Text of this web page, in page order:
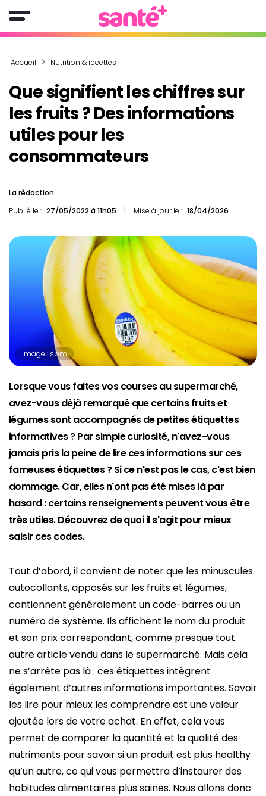
Accueil Nutrition & recettes
Que signifient les chiffres sur
les fruits ? Des informations
utiles pour les
consommateurs
La rédaction
Publié le : 27/05/2022 à 11h05 Mise à jour le : 18/04/2026
Image : spm
Lorsque vous faites vos courses au supermarché,
avez-vous déjà remarqué que certains fruits et
légumes sont accompagnés de petites étiquettes
informatives ? Par simple curiosité, n'avez-vous
jamais pris la peine de lire ces informations sur ces
fameuses étiquettes ? Si ce n'est pas le cas, c'est bien
dommage. Car, elles n'ont pas été mises là par
hasard : certains renseignements peuvent vous être
très utiles. Découvrez de quoi il s'agit pour mieux
saisir ces codes.
Tout d’abord, il convient de noter que les minuscules
autocollants, apposés sur les fruits et légumes,
contiennent généralement un code-barres ou un
numéro de système. Ils affichent le nom du produit
et son prix correspondant, comme presque tout
autre article vendu dans le supermarché. Mais cela
ne s’arrête pas là : ces étiquettes intègrent
également d’autres informations importantes. Savoir
les lire pour mieux les comprendre est une valeur
ajoutée lors de votre achat. En effet, cela vous
permet de comparer la quantité et la qualité des
nutriments pour savoir si un produit est plus healthy
qu’un autre, ce qui vous permettra d’instaurer des
habitudes alimentaires plus saines. Nous allons donc